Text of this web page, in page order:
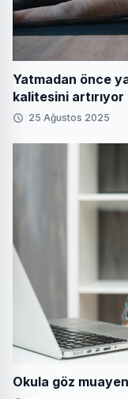
Yatmadan önce
kalitesini artırıyor
25 Ağustos 2025
Okula göz